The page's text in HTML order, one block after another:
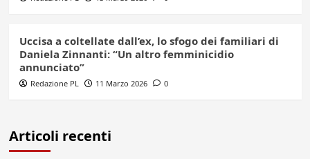
Uccisa a coltellate dall’ex, lo sfogo dei familiari di
Daniela Zinnanti: “Un altro femminicidio
annunciato”
Redazione PL 11 Marzo 2026 0
Articoli recenti